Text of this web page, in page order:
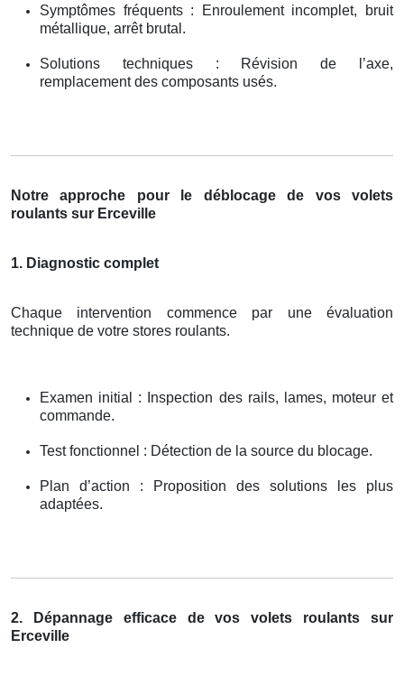
Symptômes fréquents : Enroulement incomplet, bruit
métallique, arrêt brutal.
Solutions techniques : Révision de l’axe,
remplacement des composants usés.
Notre approche pour le déblocage de vos volets
roulants sur Erceville
1. Diagnostic complet
Chaque intervention commence par une évaluation
technique de votre stores roulants.
Examen initial : Inspection des rails, lames, moteur et
commande.
Test fonctionnel : Détection de la source du blocage.
Plan d’action : Proposition des solutions les plus
adaptées.
2. Dépannage efficace de vos volets roulants sur
Erceville